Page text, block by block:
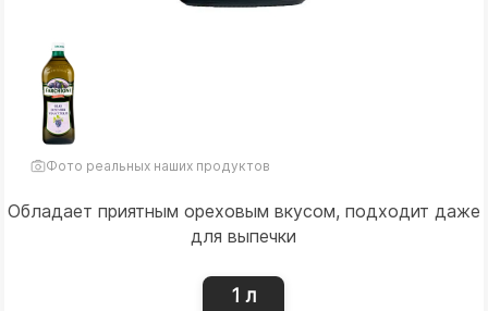
Фото реальных наших продуктов
Обладает приятным ореховым вкусом, подходит даже
для выпечки
1 л